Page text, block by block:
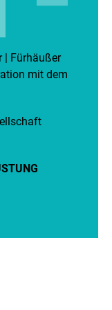
| Fürhäußer
mit dem